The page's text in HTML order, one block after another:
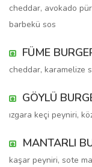
cheddar, avokado
barbekü sos
FÜME
cheddar, karamelize
GÖYLÜ
ızgara keçi peyniri,
MANTARLI
kaşar peyniri, sote